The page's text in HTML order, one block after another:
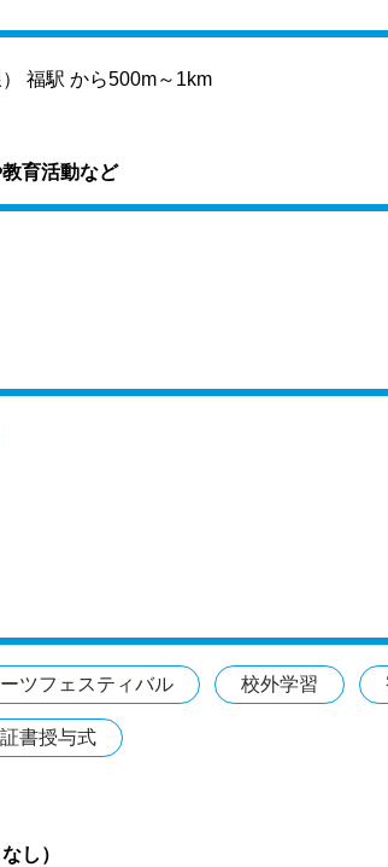
福駅 から500m～1km
育活動など
ツフェスティバル 校外学習
書授与式
し）